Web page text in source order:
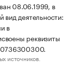
08.06.1999, в
вид деятельности:
в
реквизиты
источников.